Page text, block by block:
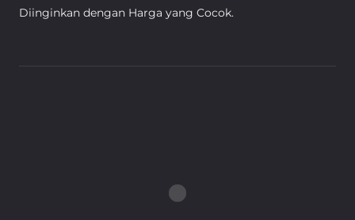
Diinginkan dengan Harga yang Cocok.